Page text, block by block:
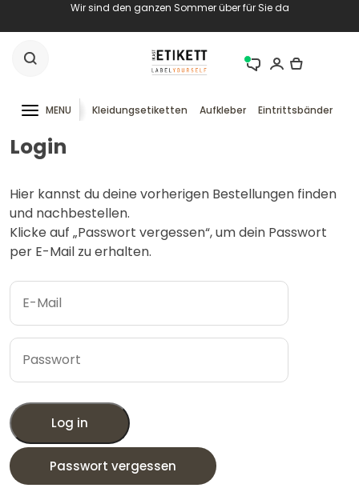
Wir sind den ganzen Sommer über für Sie da
MENU Kleidungsetiketten Aufkleber Eintrittsbänder
Login
Hier kannst du deine vorherigen Bestellungen finden
und nachbestellen.
Klicke auf „Passwort vergessen“, um dein Passwort
per E-Mail zu erhalten.
Log in
Passwort vergessen